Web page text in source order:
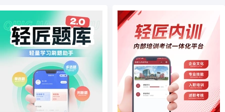
商城系统 微信小程序
公众号 zpk 数据库/中间件
餐饮小程序 分销
流量主变现 ai
AI人工智能 AI绘画 驾校
合同 资源变现 商城